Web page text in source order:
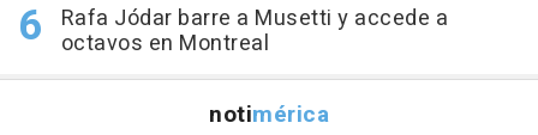
Rafa Jódar barre a Musetti y accede a
octavos en Montreal
notimérica